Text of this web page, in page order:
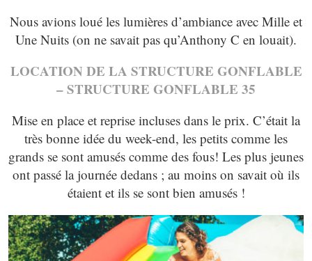
Nous avions loué les lumières d’ambiance avec Mille et
Une Nuits (on ne savait pas qu’Anthony C en louait).
LOCATION DE LA STRUCTURE GONFLABLE
– STRUCTURE GONFLABLE 35
Mise en place et reprise incluses dans le prix. C’était la
très bonne idée du week-end, les petits comme les
grands se sont amusés comme des fous! Les plus jeunes
ont passé la journée dedans ; au moins on savait où ils
étaient et ils se sont bien amusés !